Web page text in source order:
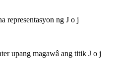
representasyon ng J o j
upang magawâ ang titik J o j